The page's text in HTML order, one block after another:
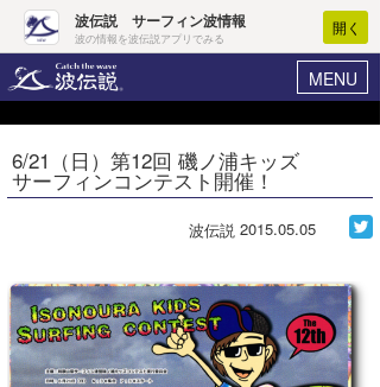
波伝説 サーフィン波情報
波の情報を波伝説アプリでみる
開く
MENU
ヘルプ マイホーム
ログイン
WAVE HUNTER波予想ツール
気象情報
6/21（日）第12回 磯ノ浦キッズ
サーフィンコンテスト開催！
波伝説 2015.05.05
Core Surf Japan
アート＆エンタメ
コラム